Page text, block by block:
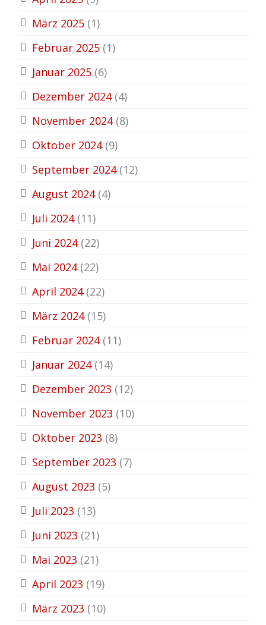
März 2025 (1)
Februar 2025 (1)
Januar 2025 (6)
Dezember 2024(4)
November 2024(8)
Oktober 2024(9)
September 2024(12)
August 2024(4)
Juli 2024(11)
Juni 2024(22)
Mai 2024(22)
April 2024(22)
März 2024(15)
Februar 2024(11)
Januar 2024(14)
Dezember 2023 (12)
November 2023 (10)
Oktober 2023 (8)
September 2023 (7)
August 2023 (5)
Juli 2023 (13)
Juni 2023 (21)
Mai 2023 (21)
April 2023 (19)
März 2023 (10)